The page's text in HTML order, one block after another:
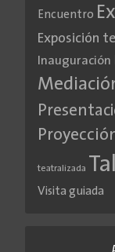
Encuentro
Exposición
Inauguración
teatralizada
Visita guiada